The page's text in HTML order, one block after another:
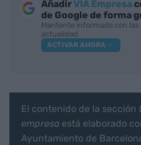
AñadirVIA Empresa
de Google de forma
Mantente informado con
actualidad
ACTIVAR AHORA
El contenido de la sección
empresa está elaborado
Ayuntamiento de